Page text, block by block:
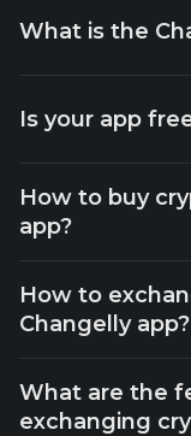
What is the
Is your app
How to buy
app?
How to
Changelly app?
What are the
exchanging